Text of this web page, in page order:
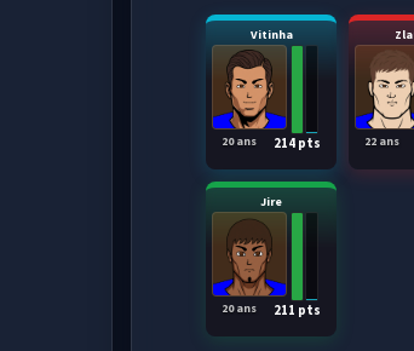
Vitinha
214 pts
20 ans 22 ans
Jire
211 pts
20 ans